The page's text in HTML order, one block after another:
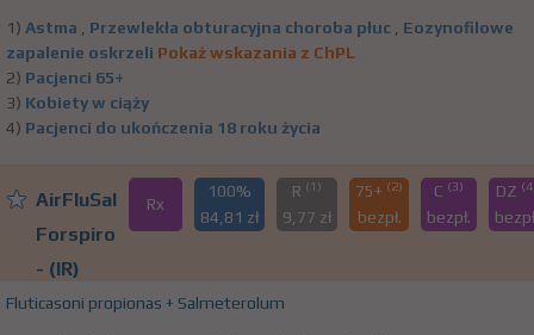
1) Astma , Przewlekła obturacyjna choroba płuc , Eozynofilowe
zapalenie oskrzeli Pokaż wskazania z ChPL
2) Pacjenci 65+
3) Kobiety w ciąży
4) Pacjenci do ukończenia 18 roku życia
AirFluSal
Forspiro
- (IR)
Rx
100%
84,81 zł
R (1)
9,77 zł
75+ (2)
bezpł.
C (3)
bezpł.
DZ
Fluticasoni propionas + Salmeterolum